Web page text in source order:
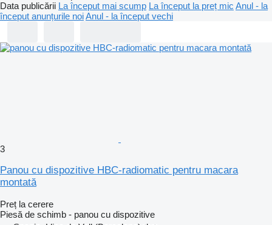
Data publicării La început mai scump La început la preț mic Anul - la
început anunțurile noiAnul - la început vechi
3
Panou cu dispozitive HBC-radiomatic pentru macara
montată
Preț la cerere
Piesă de schimb - panou cu dispozitive